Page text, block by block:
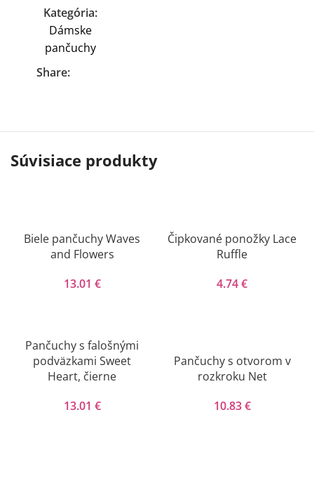
Kategória:
Dámske
pančuchy
Share:
Súvisiace produkty
Biele pančuchy Waves
and Flowers
13.01 €
Čipkované ponožky Lace
Ruffle
4.74€
Pančuchy s falošnými
podväzkami Sweet
Heart, čierne
13.01 €
Pančuchy s otvorom v
rozkroku Net
10.83€